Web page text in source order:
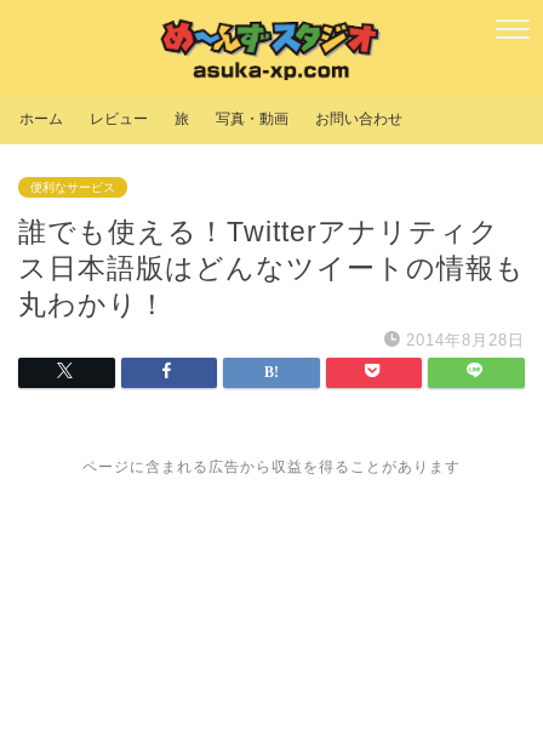
ホーム レビュー 旅 写真・動画 お問い合わせ
便利なサービス
誰でも使える！Twitterアナリティク
ス日本語版はどんなツイートの情報も
丸わかり！
2014年8月28日
ページに含まれる広告から収益を得ることがあります